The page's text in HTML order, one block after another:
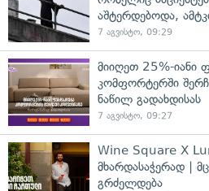
აშტერდებოდა,
7 აგვისტო, 09:29
მიიღეთ 25%-იანი
კომფორტერში
ნაწილ გადახდისას
7 აგვისტო, 09:27
Wine Square X
მხარდასაჭერად |
გრძელდება